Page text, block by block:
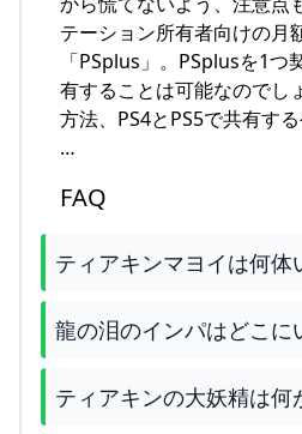
テーション所有者向けの月
「PSplus」。PSplusを1つ
有することは可能なのでし
方法、PS4とPS5で共有す
…
FAQ
ティアキンマヨイは何体
龍の泪のインパはどこに
ティアキンの大妖精は何